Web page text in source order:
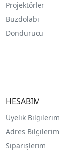
Projektörler
Buzdolabı
Dondurucu
HESABIM
Üyelik Bilgilerim
Adres Bilgilerim
Siparişlerim